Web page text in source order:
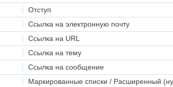
Отступ
Ссылка на электронную почту
Ссылка на URL
Ссылка на тему
Ссылка на сообщение
Маркированные списки / Расширенный